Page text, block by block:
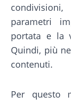
parametri
portata e la
Quindi, più
contenuti.
Per questo